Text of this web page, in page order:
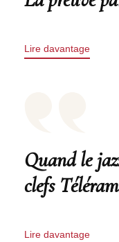
Lire davantage
Quand le
clefs
Lire davantage